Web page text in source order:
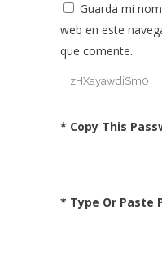
Guarda mi
web en este
que comente.
* Copy This
* Type Or Paste